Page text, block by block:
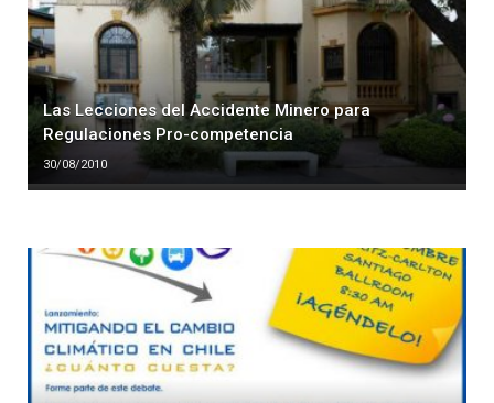
Las Lecciones del Accidente Minero para
Regulaciones Pro-competencia
30/08/2010